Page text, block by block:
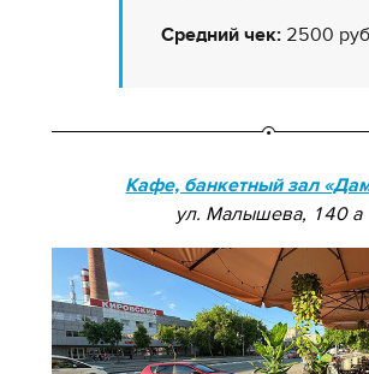
Средний чек: 2500
Кафе, банкетный зал
ул. Малышева, 140 а